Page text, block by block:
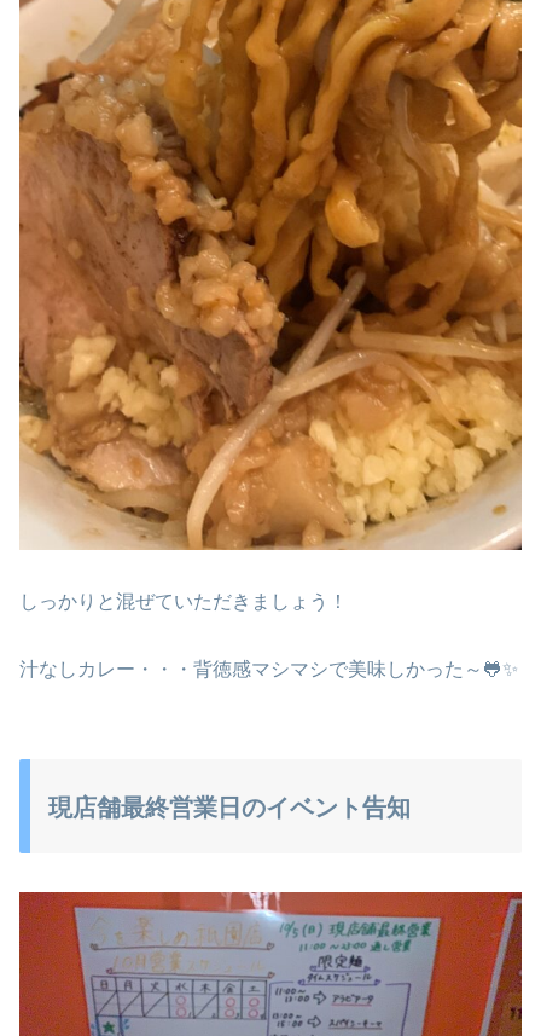
しっかりと混ぜていただきましょう！
汁なしカレー・・・背徳感マシマシで美味しかった～🐸✨
現店舗最終営業日のイベント告知